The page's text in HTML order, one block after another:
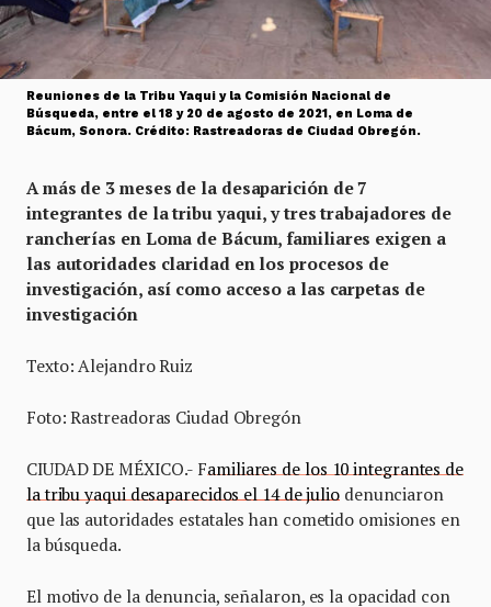
Reuniones de la Tribu Yaqui y la Comisión Nacional de
Búsqueda, entre el 18 y 20 de agosto de 2021, en Loma de
Bácum, Sonora. Crédito: Rastreadoras de Ciudad Obregón.
A más de 3 meses de la desaparición de 7
integrantes de la tribu yaqui, y tres trabajadores de
rancherías en Loma de Bácum, familiares exigen a
las autoridades claridad en los procesos de
investigación, así como acceso a las carpetas de
investigación
Texto: Alejandro Ruiz
Foto: Rastreadoras Ciudad Obregón
CIUDAD DE MÉXICO.- Familiares de los 10 integrantes de
la tribu yaqui desaparecidos el 14 de juliodenunciaron
que las autoridades estatales han cometido omisiones en
la búsqueda.
El motivo de la denuncia, señalaron, es la opacidad con